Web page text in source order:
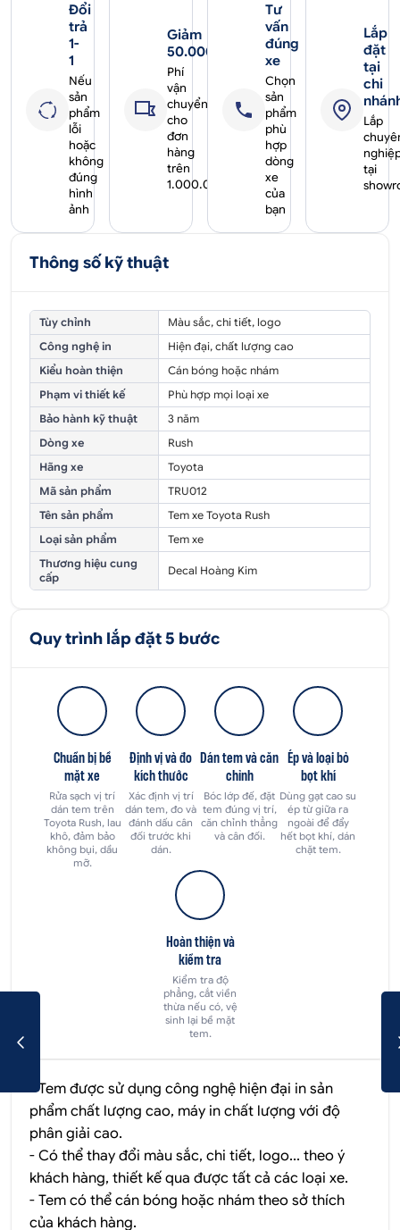
Đổi
trả
1-
1
Nếu
sản
phẩm
lỗi
hoặc
không
đúng
hình
ảnh
Giảm
50.000₫
Phí
vận
chuyển
cho
đơn
hàng
trên
1.000.000₫
Tư
vấn
đúng
xe
Chọn
sản
phẩm
phù
hợp
dòng
xe
của
bạn
Lắp
đặt
tại
chi
Lắp
tại
Thông số kỹ thuật
Tùy chỉnh
Màu sắc, chi tiết, logo
Công nghệ in
Hiện đại, chất lượng cao
Kiểu hoàn thiện
Cán bóng hoặc nhám
Phạm vi thiết kế
Phù hợp mọi loại xe
Bảo hành kỹ thuật
3 năm
Dòng xe
Rush
Hãng xe
Toyota
Mã sản phẩm
TRU012
Tên sản phẩm
Tem xe Toyota Rush
Loại sản phẩm
Tem xe
Thương hiệu cung
cấp
Decal Hoàng Kim
Quy trình lắp đặt 5 bước
Chuẩn bị bề
mặt xe
Rửa sạch vị trí
dán tem trên
Toyota Rush, lau
khô, đảm bảo
không bụi, dầu
mỡ.
Định vị và đo
kích thước
Xác định vị trí
dán tem, đo và
đánh dấu cân
đối trước khi
dán.
Dán tem và căn
chỉnh
Bóc lớp đế, đặt
tem đúng vị trí,
căn chỉnh thẳng
và cân đối.
Ép và loại bỏ
bọt khí
Dùng gạt cao su
ép từ giữa ra
ngoài để đẩy
hết bọt khí, dán
chặt tem.
Hoàn thiện và
kiểm tra
Kiểm tra độ
phẳng, cắt viền
thừa nếu có, vệ
sinh lại bề mặt
tem.
- Tem được sử dụng công nghệ hiện đại in sản
phẩm chất lượng cao, máy in chất lượng với độ
phân giải cao.
- Có thể thay đổi màu sắc, chi tiết, logo... theo ý
khách hàng, thiết kế qua được tất cả các loại xe.
- Tem có thể cán bóng hoặc nhám theo sở thích
của khách hàng.